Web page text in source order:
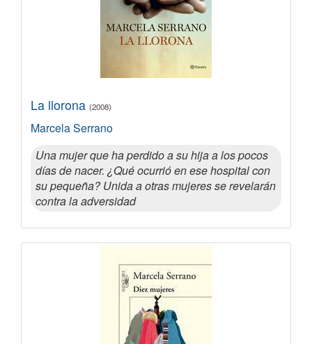
La llorona (2008)
Marcela Serrano
Una mujer que ha perdido a su hija a los pocos
días de nacer. ¿Qué ocurrió en ese hospital con
su pequeña? Unida a otras mujeres se revelarán
contra la adversidad